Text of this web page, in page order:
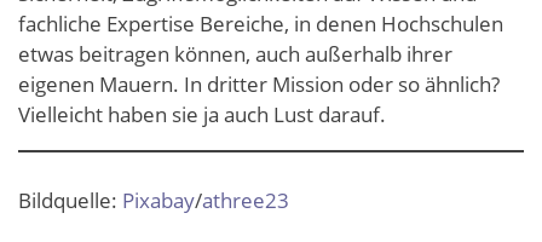
fachliche Expertise Bereiche, in denen Hochschulen
etwas beitragen können, auch außerhalb ihrer
eigenen Mauern. In dritter Mission oder so ähnlich?
Vielleicht haben sie ja auch Lust darauf.
Bildquelle: Pixabay/athree23